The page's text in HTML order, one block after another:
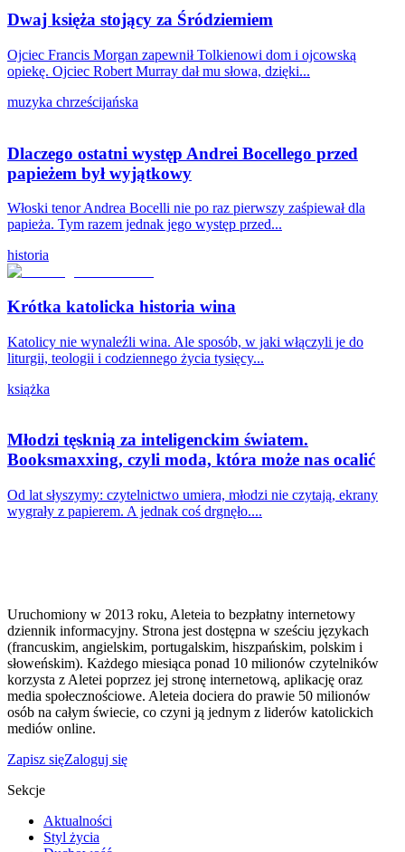
Dwaj księża stojący za Śródziemiem
Ojciec Francis Morgan zapewnił Tolkienowi dom i ojcowską
opiekę. Ojciec Robert Murray dał mu słowa, dzięki...
muzyka chrześcijańska
Dlaczego ostatni występ Andrei Bocellego przed
papieżem był wyjątkowy
Włoski tenor Andrea Bocelli nie po raz pierwszy zaśpiewał dla
papieża. Tym razem jednak jego występ przed...
historia
Krótka katolicka historia wina
Katolicy nie wynaleźli wina. Ale sposób, w jaki włączyli je do
liturgii, teologii i codziennego życia tysięcy...
książka
Młodzi tęsknią za inteligenckim światem.
Booksmaxxing, czyli moda, która może nas ocalić
Od lat słyszymy: czytelnictwo umiera, młodzi nie czytają, ekrany
wygrały z papierem. A jednak coś drgnęło....
Uruchomiony w 2013 roku, Aleteia to bezpłatny internetowy
dziennik informacyjny. Strona jest dostępna w sześciu językach
(francuskim, angielskim, portugalskim, hiszpańskim, polskim i
słoweńskim). Każdego miesiąca ponad 10 milionów czytelników
korzysta z Aletei poprzez jej stronę internetową, aplikację oraz
media społecznościowe. Aleteia dociera do prawie 50 milionów
osób na całym świecie, co czyni ją jednym z liderów katolickich
mediów online.
Zapisz sięZaloguj się
Sekcje
Aktualności
Styl życia